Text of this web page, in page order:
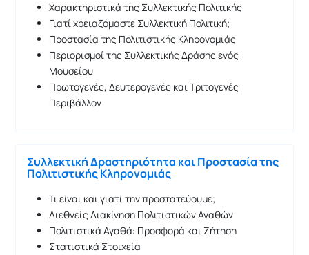
Χαρακτηριστικά της Συλλεκτικής Πολιτικής
Γιατί χρειαζόμαστε Συλλεκτική Πολιτική;
Προστασία της Πολιτιστικής Κληρονομιάς
Περιορισμοί της Συλλεκτικής Δράσης ενός
Μουσείου
Πρωτογενές, Δευτερογενές και Τριτογενές
Περιβάλλον
Συλλεκτική Δραστηριότητα και Προστασία της
Πολιτιστικής Κληρονομιάς
Τι είναι και γιατί την προστατεύουμε;
Διεθνείς Διακίνηση Πολιτιστικών Αγαθών
Πολιτιστικά Αγαθά: Προσφορά και Ζήτηση
Στατιστικά Στοιχεία